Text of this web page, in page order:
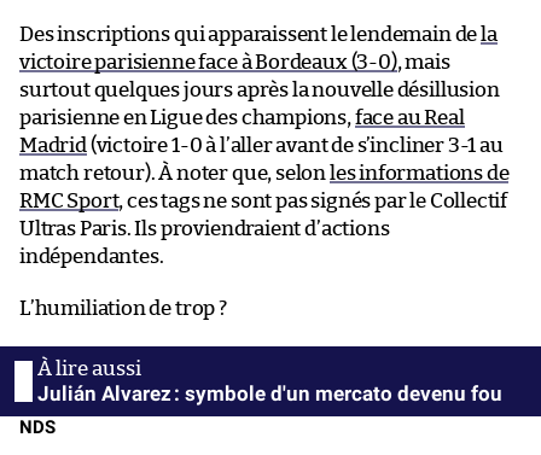
Des inscriptions qui apparaissent le lendemain de la
victoire parisienne face à Bordeaux (3-0), mais
surtout quelques jours après la nouvelle désillusion
parisienne en Ligue des champions, face au Real
Madrid (victoire 1-0 à l’aller avant de s’incliner 3-1 au
match retour). À noter que, selon les informations de
RMC Sport, ces tags ne sont pas signés par le Collectif
Ultras Paris. Ils proviendraient d’actions
indépendantes.
L’humiliation de trop ?
Julián Alvarez : symbole d'un mercato devenu fou
NDS